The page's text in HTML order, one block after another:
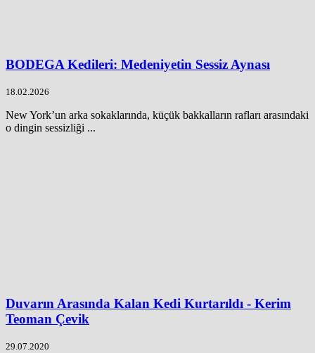
BODEGA Kedileri: Medeniyetin Sessiz Aynası
18.02.2026
New York’un arka sokaklarında, küçük bakkalların rafları arasındaki
o dingin sessizliği ...
Duvarın Arasında Kalan Kedi Kurtarıldı - Kerim
Teoman Çevik
29.07.2020